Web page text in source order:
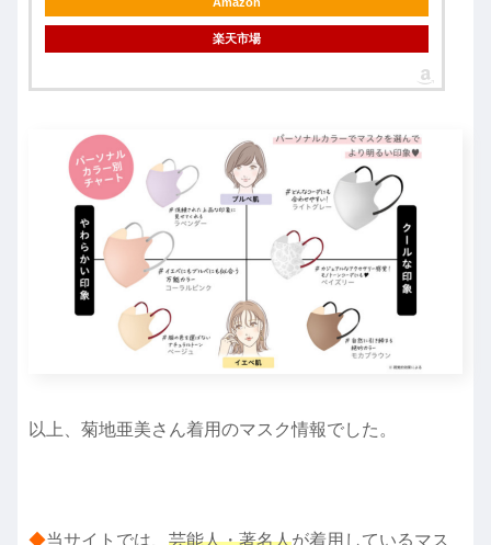
楽天市場
以上、菊地亜美さん着用のマスク情報でした。
◆当サイトでは、 芸能人・著名人が着用しているマス